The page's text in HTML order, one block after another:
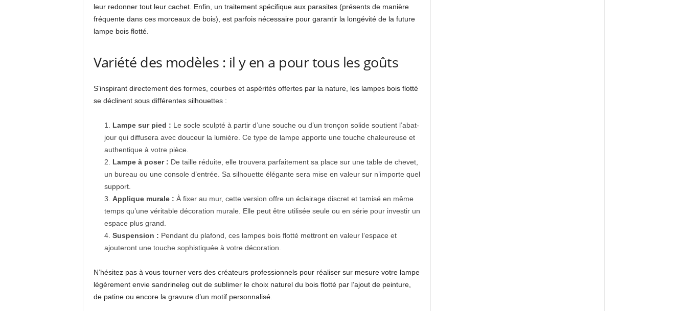
leur redonner tout leur cachet. Enfin, un traitement spécifique aux parasites (présents de manière
fréquente dans ces morceaux de bois), est parfois nécessaire pour garantir la longévité de la future
lampe bois flotté.
Variété des modèles : il y en a pour tous les goûts
S’inspirant directement des formes, courbes et aspérités offertes par la nature, les lampes bois flotté
se déclinent sous différentes silhouettes :
Lampe sur pied : Le socle sculpté à partir d’une souche ou d’un tronçon solide soutient l’abat-
jour qui diffusera avec douceur la lumière. Ce type de lampe apporte une touche chaleureuse et
authentique à votre pièce.
Lampe à poser : De taille réduite, elle trouvera parfaitement sa place sur une table de chevet,
un bureau ou une console d’entrée. Sa silhouette élégante sera mise en valeur sur n’importe quel
support.
Applique murale : À fixer au mur, cette version offre un éclairage discret et tamisé en même
temps qu’une véritable décoration murale. Elle peut être utilisée seule ou en série pour investir un
espace plus grand.
Suspension : Pendant du plafond, ces lampes bois flotté mettront en valeur l’espace et
ajouteront une touche sophistiquée à votre décoration.
N’hésitez pas à vous tourner vers des créateurs professionnels pour réaliser sur mesure votre lampe
légèrement envie sandrineleg out de sublimer le choix naturel du bois flotté par l’ajout de peinture,
de patine ou encore la gravure d’un motif personnalisé.